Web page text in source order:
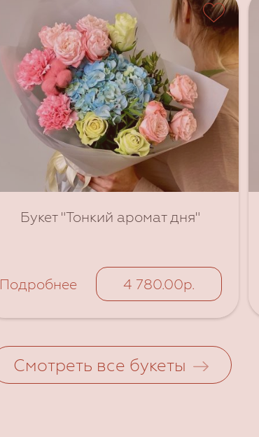
Букет "Тонкий аромат дня"
Подробнее 4 780.00р.
Смотреть все букеты